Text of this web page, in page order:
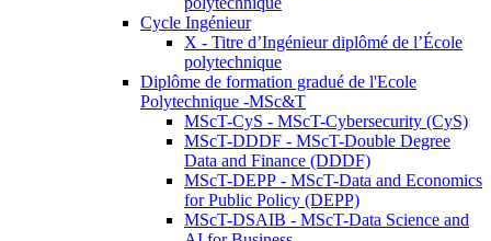
Cycle Ingénieur
X - Titre d’Ingénieur diplômé de l’École
polytechnique
Diplôme de formation gradué de l'Ecole
Polytechnique -MSc&T
MScT-CyS - MScT-Cybersecurity (CyS)
MScT-DDDF - MScT-Double Degree
Data and Finance (DDDF)
MScT-DEPP - MScT-Data and Economics
for Public Policy (DEPP)
MScT-DSAIB - MScT-Data Science and